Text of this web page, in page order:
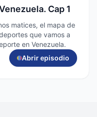
Cap 1
matices, el mapa de
que vamos a
en Venezuela.
Abrir episodio